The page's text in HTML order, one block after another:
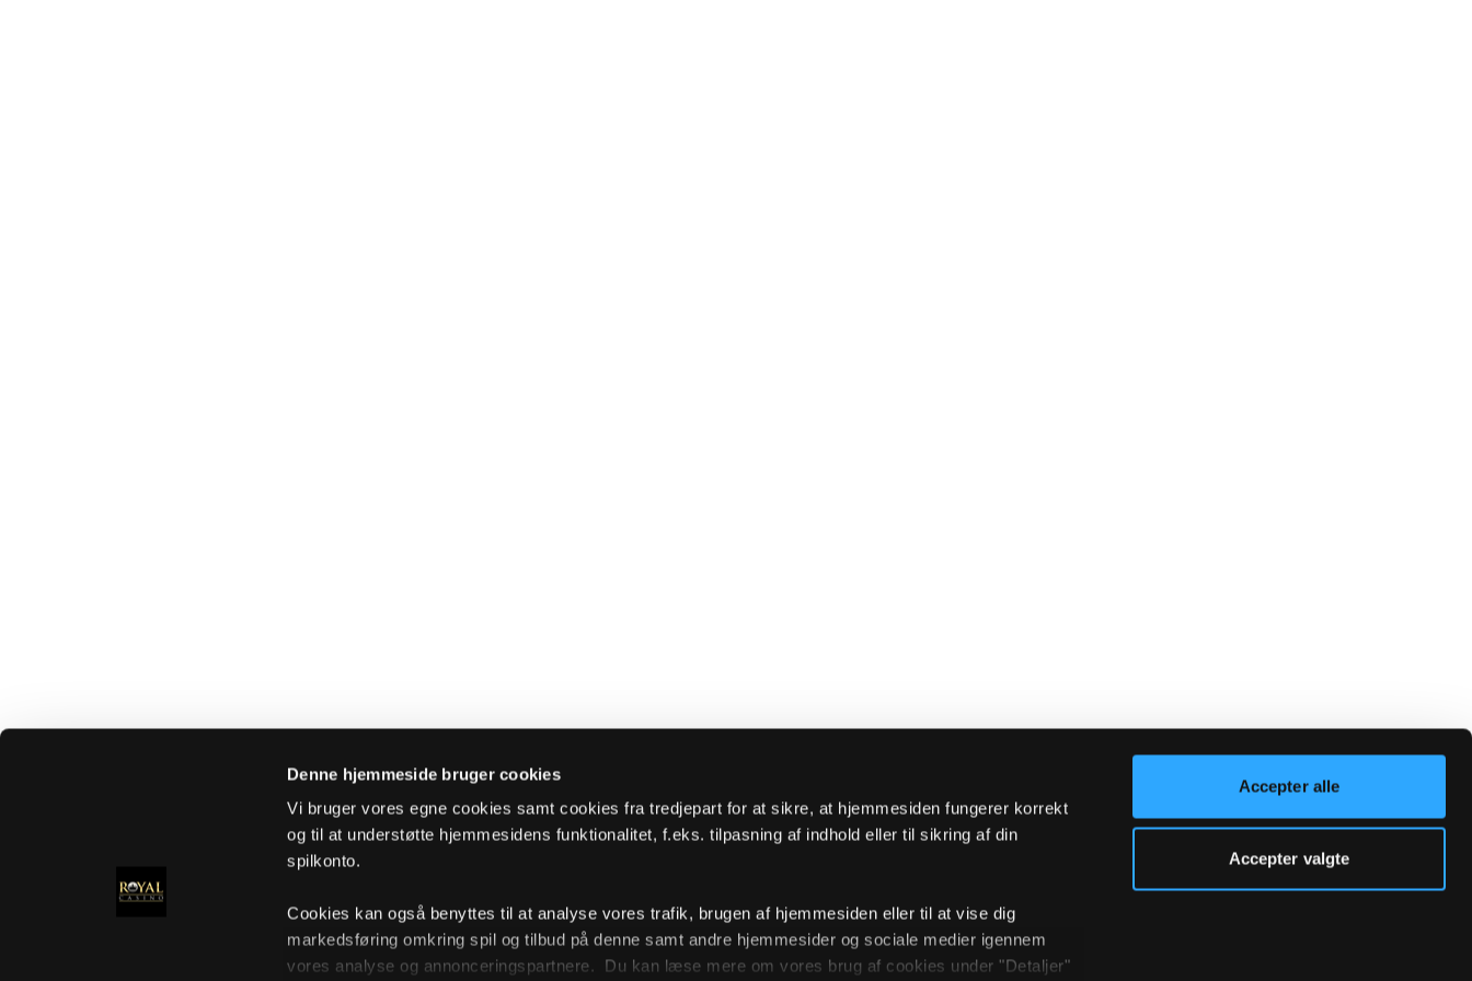
Denne hjemmeside bruger cookies
Vi bruger vores egne cookies samt cookies fra tredjepart for at sikre, at hjemmesiden fungerer korrekt
og til at understøtte hjemmesidens funktionalitet, f.eks. tilpasning af indhold eller til sikring af din
spilkonto.
Cookies kan også benyttes til at analyse vores trafik, brugen af hjemmesiden eller til at vise dig
markedsføring omkring spil og tilbud på denne samt andre hjemmesider og sociale medier igennem
vores analyse og annonceringspartnere. Du kan læse mere om vores brug af cookies under "Detaljer"
Accepter alle
Accepter valgte